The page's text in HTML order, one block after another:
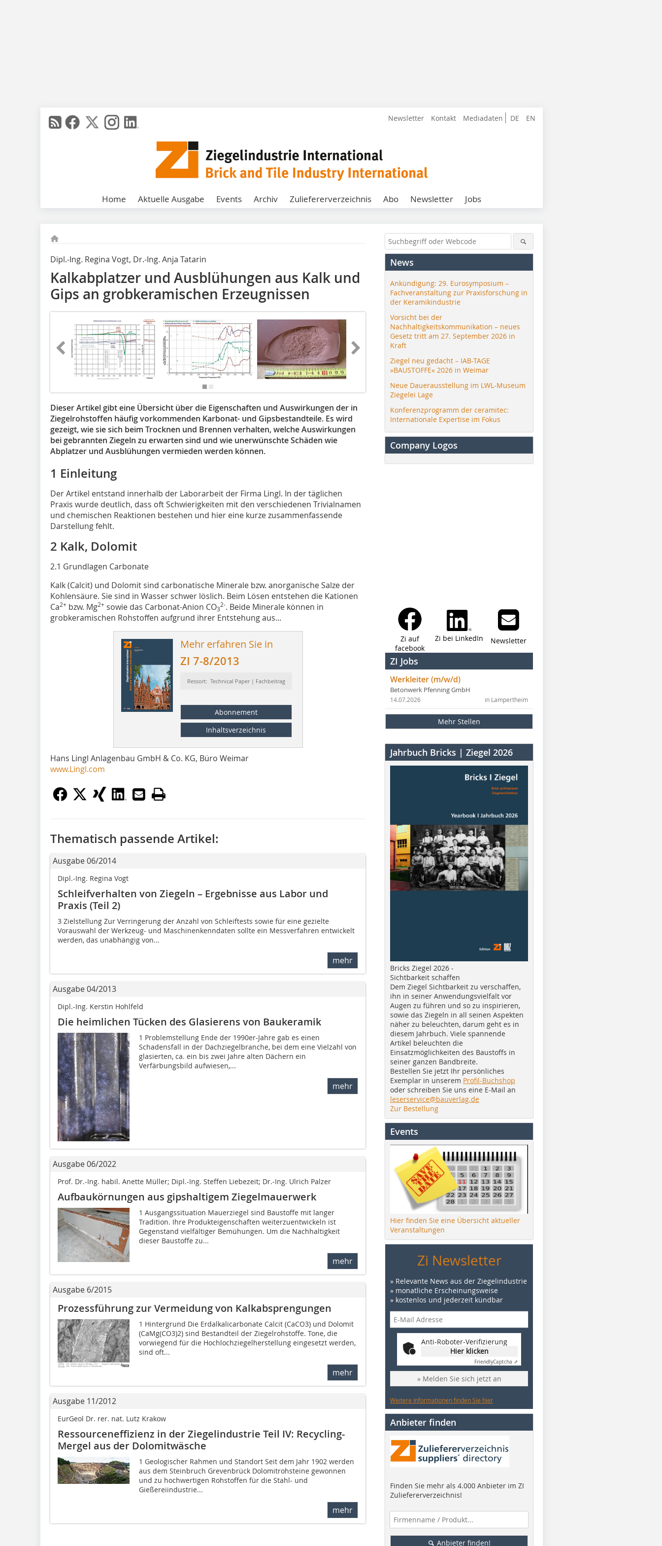
DE EN
Newsletter Kontakt Mediadaten
Home Aktuelle Ausgabe Events Archiv Zuliefererverzeichnis Abo Newsletter Jobs
Dipl.-Ing. Regina Vogt, Dr.-Ing. Anja Tatarin
Kalkabplatzer und Ausblühungen aus Kalk und
Gips an grobkeramischen Erzeugnissen
Dieser Artikel gibt eine Übersicht über die Eigenschaften und Auswirkungen der in
Ziegelrohstoffen häufig vorkommenden Karbonat- und Gipsbestandteile. Es wird
gezeigt, wie sie sich beim Trocknen und Brennen verhalten, welche Auswirkungen
bei gebrannten Ziegeln zu erwarten sind und wie unerwünschte Schäden wie
Abplatzer und Ausblühungen vermieden werden können.
1 Einleitung
Der Artikel entstand innerhalb der Laborarbeit der Firma Lingl. In der täglichen
Praxis wurde deutlich, dass oft Schwierigkeiten mit den verschiedenen Trivialnamen
und chemischen Reaktionen bestehen und hier eine kurze zusammenfassende
Darstellung fehlt.
2 Kalk, Dolomit
2.1 Grundlagen Carbonate
Kalk (Calcit) und Dolomit sind carbonatische Minerale bzw. anorganische Salze der
Kohlensäure. Sie sind in Wasser schwer löslich. Beim Lösen entstehen die Kationen
Ca2+ bzw. Mg2+ sowie das Carbonat-Anion CO3
2-. Beide Minerale können in
grobkeramischen Rohstoffen aufgrund ihrer Entstehung aus...
Mehr erfahren Sie in
ZI 7-8/2013
Ressort: Technical Paper | Fachbeitrag
Abonnement
Inhaltsverzeichnis
Hans Lingl Anlagenbau GmbH & Co. KG, Büro Weimar
www.Lingl.com
Thematisch passende Artikel:
Ausgabe 06/2014
Dipl.-Ing. Regina Vogt
Schleifverhalten von Ziegeln – Ergebnisse aus Labor und
Praxis (Teil 2)
3 Zielstellung Zur Verringerung der Anzahl von Schleiftests sowie für eine gezielte
Vorauswahl der Werkzeug- und Maschinenkenn­daten sollte ein Messverfahren entwickelt
werden, das unabhängig von...
mehr
Ausgabe 04/2013
Dipl.-Ing. Kerstin Hohlfeld
Die heimlichen Tücken des Glasierens von Baukeramik
1 Problemstellung Ende der 1990er-Jahre gab es einen
Schadensfall in der Dachziegelbranche, bei dem eine Vielzahl von
glasierten, ca. ein bis zwei Jahre alten Dächern ein
Verfärbungsbild aufwiesen,...
mehr
Ausgabe 06/2022
Prof. Dr.-Ing. habil. Anette Müller; Dipl.-Ing. Steffen Liebezeit; Dr.-Ing. Ulrich Palzer
Aufbaukörnungen aus gipshaltigem Ziegelmauerwerk
1 Ausgangssituation Mauerziegel sind Baustoffe mit langer
Tradition. Ihre Produkteigenschaften weiterzuentwickeln ist
Gegenstand vielfältiger Bemühungen. Um die Nachhaltigkeit
dieser Baustoffe zu...
mehr
Ausgabe 6/2015
Prozessführung zur Vermeidung von Kalkabsprengungen
1 Hintergrund Die Erdalkalicarbonate Calcit (CaCO3) und Dolomit
(CaMg(CO3)2) sind Bestandteil der Ziegelrohstoffe. Tone, die
vorwiegend für die Hochlochziegelherstellung eingesetzt werden,
sind oft...
mehr
Ausgabe 11/2012
EurGeol Dr. rer. nat. Lutz Krakow
Ressourceneffizienz in der Ziegelindustrie Teil IV: Recycling-
Mergel aus der Dolomitwäsche
1 Geologischer Rahmen und Standort Seit dem Jahr 1902 werden
aus dem Steinbruch Grevenbrück Dolomitrohsteine gewonnen
und zu hochwertigen Roh­stoffen für die Stahl- und
Gießereiindustrie...
mehr
News
Ankündigung: 29. Eurosymposium –
Fachveranstaltung zur Praxisforschung in
der Keramikindustrie
Vorsicht bei der
Nachhaltigkeitskommunikation – neues
Gesetz tritt am 27. September 2026 in
Kraft
Ziegel neu gedacht – IAB-TAGE
»BAUSTOFFE« 2026 in Weimar
Neue Dauerausstellung im LWL-Museum
Ziegelei Lage
Konferenzprogramm der ceramitec:
Internationale Expertise im Fokus
Company Logos
Zi auf
facebook
Zi bei LinkedIn Newsletter
ZI Jobs
Werkleiter (m/w/d)
Betonwerk Pfenning GmbH
in Lampertheim
14.07.2026
Mehr Stellen
Jahrbuch Bricks | Ziegel 2026
Bricks Ziegel 2026 -
Sichtbarkeit schaffen
Dem Ziegel Sichtbarkeit zu verschaffen,
ihn in seiner Anwendungsvielfalt vor
Augen zu führen und so zu inspirieren,
sowie das Ziegeln in all seinen Aspekten
näher zu beleuchten, darum geht es in
diesem Jahrbuch. Viele spannende
Artikel beleuchten die
Einsatzmöglichkeiten des Baustoffs in
seiner ganzen Bandbreite.
Bestellen Sie jetzt Ihr persönliches
Exemplar in unserem Profil-Buchshop
oder schreiben Sie uns eine E-Mail an
leserservice@bauverlag.de
Zur Bestellung
Events
Hier finden Sie eine Übersicht aktueller
Veranstaltungen
Zi Newsletter
» Relevante News aus der Ziegelindustrie
» monatliche Erscheinungsweise
» kostenlos und jederzeit kündbar
Anti-Roboter-Verifizierung
Hier klicken
FriendlyCaptcha ⇗
» Melden Sie sich jetzt an
Weitere Informationen finden Sie hier
Anbieter finden
Finden Sie mehr als 4.000 Anbieter im ZI
Zuliefererverzeichnis!
Anbieter finden!